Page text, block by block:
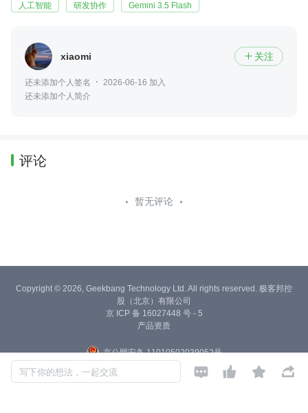
人工智能 研发协作 Gemini 3.5 Flash
xiaomi  关注
还未添加个人签名
2026-06-16 加入
还未添加个人简介
评论
暂无评论
写下你的想法，一起交流    
Copyright © 2026, Geekbang Technology Ltd. All rights reserved. 极客邦控
股（北京）有限公司
京 ICP 备 16027448 号 - 5
产品资质
京公网安备 11010502039052号